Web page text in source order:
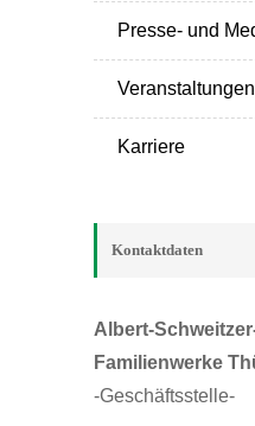
Presse- und
Veranstaltungen
Karriere
Kontaktdaten
Albert-
Familienwerke
-Geschäftsstelle-